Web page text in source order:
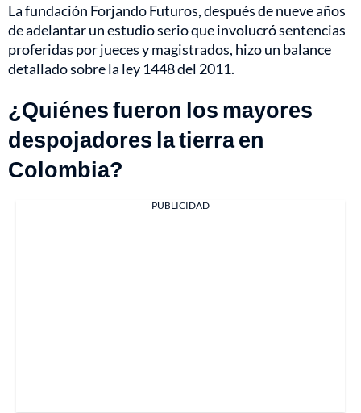
La fundación Forjando Futuros, después de nueve años
de adelantar un estudio serio que involucró sentencias
proferidas por jueces y magistrados, hizo un balance
detallado sobre la ley 1448 del 2011.
¿Quiénes fueron los mayores
despojadores la tierra en
Colombia?
PUBLICIDAD